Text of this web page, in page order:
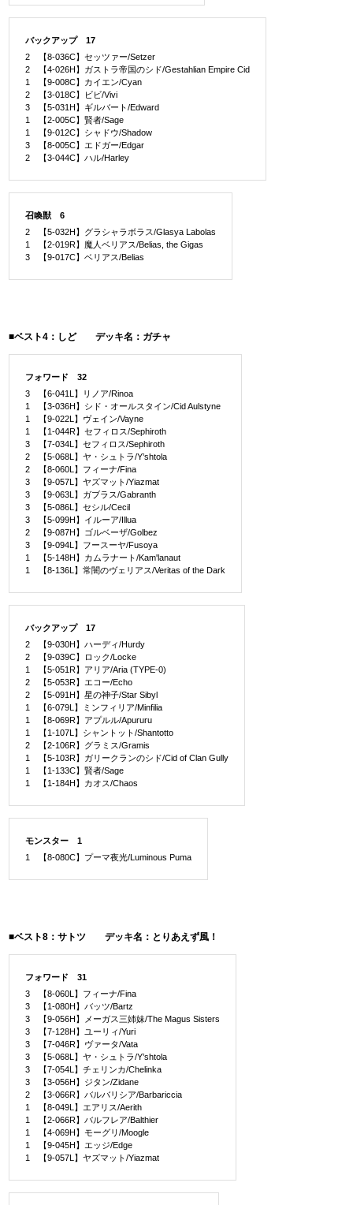
バックアップ 17
2 【8-036C】セッツァー/Setzer
2 【4-026H】ガストラ帝国のシド/Gestahlian Empire Cid
1 【9-008C】カイエン/Cyan
2 【3-018C】ビビ/Vivi
3 【5-031H】ギルバート/Edward
1 【2-005C】賢者/Sage
1 【9-012C】シャドウ/Shadow
3 【8-005C】エドガー/Edgar
2 【3-044C】ハル/Harley
召喚獣 6
2 【5-032H】グラシャラボラス/Glasya Labolas
1 【2-019R】魔人ベリアス/Belias, the Gigas
3 【9-017C】ベリアス/Belias
■ベスト4：しど デッキ名：ガチャ
フォワード 32
3 【6-041L】リノア/Rinoa
1 【3-036H】シド・オールスタイン/Cid Aulstyne
1 【9-022L】ヴェイン/Vayne
1 【1-044R】セフィロス/Sephiroth
3 【7-034L】セフィロス/Sephiroth
2 【5-068L】ヤ・シュトラ/Y’shtola
2 【8-060L】フィーナ/Fina
3 【9-057L】ヤズマット/Yiazmat
3 【9-063L】ガブラス/Gabranth
3 【5-086L】セシル/Cecil
3 【5-099H】イルーア/Illua
2 【9-087H】ゴルベーザ/Golbez
3 【9-094L】フースーヤ/Fusoya
1 【5-148H】カムラナート/Kam'lanaut
1 【8-136L】常闇のヴェリアス/Veritas of the Dark
バックアップ 17
2 【9-030H】ハーディ/Hurdy
2 【9-039C】ロック/Locke
1 【5-051R】アリア/Aria (TYPE-0)
2 【5-053R】エコー/Echo
2 【5-091H】星の神子/Star Sibyl
1 【6-079L】ミンフィリア/Minfilia
1 【8-069R】アプルル/Apururu
1 【1-107L】シャントット/Shantotto
2 【2-106R】グラミス/Gramis
1 【5-103R】ガリークランのシド/Cid of Clan Gully
1 【1-133C】賢者/Sage
1 【1-184H】カオス/Chaos
モンスター 1
1 【8-080C】プーマ夜光/Luminous Puma
■ベスト8：サトツ デッキ名：とりあえず風！
フォワード 31
3 【8-060L】フィーナ/Fina
3 【1-080H】バッツ/Bartz
3 【9-056H】メーガス三姉妹/The Magus Sisters
3 【7-128H】ユーリィ/Yuri
3 【7-046R】ヴァータ/Vata
3 【5-068L】ヤ・シュトラ/Y’shtola
3 【7-054L】チェリンカ/Chelinka
3 【3-056H】ジタン/Zidane
2 【3-066R】バルバリシア/Barbariccia
1 【8-049L】エアリス/Aerith
1 【2-066R】バルフレア/Balthier
1 【4-069H】モーグリ/Moogle
1 【9-045H】エッジ/Edge
1 【9-057L】ヤズマット/Yiazmat